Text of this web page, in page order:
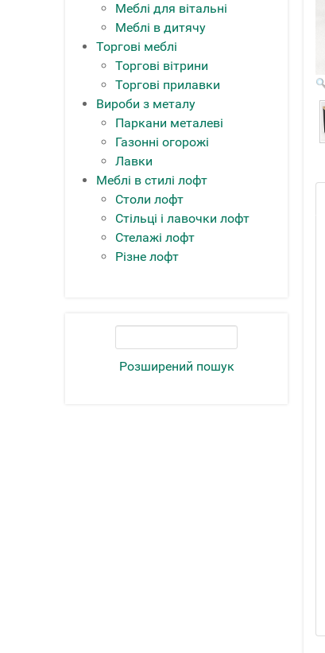
Меблі для вітальні
Меблі в дитячу
Торгові меблі
Торгові вітрини
Торгові прилавки
Вироби з металу
Паркани металеві
Газонні огорожі
Лавки
Меблі в стилі лофт
Столи лофт
Стільці і лавочки лофт
Стелажі лофт
Різне лофт
Розширений пошук